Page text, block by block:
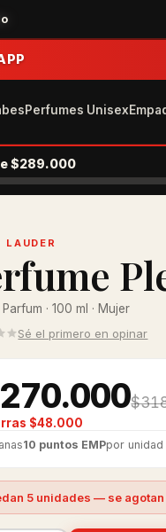
Perfumes Unisex
$289.000
LAUDER
· 100 ml · Mujer
Sé el primero en opinar
$48.000
10 puntos EMPpor unidad
5 unidades — se